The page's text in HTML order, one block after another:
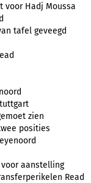
voor Hadj Moussa
tafel geveegd
zien
posities
voor aanstelling
Read